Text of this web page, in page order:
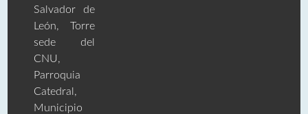
Salvador de
León, Torre
sede del
CNU,
Parroquia
Catedral,
Municipio